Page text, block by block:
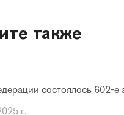
также
состоялось 602-е
г.